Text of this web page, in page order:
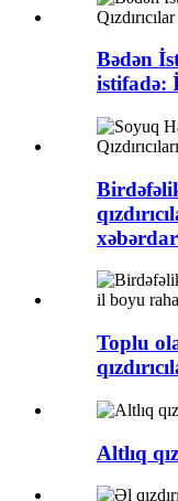
Bədən
istifadə:
Toplu
Altlıq